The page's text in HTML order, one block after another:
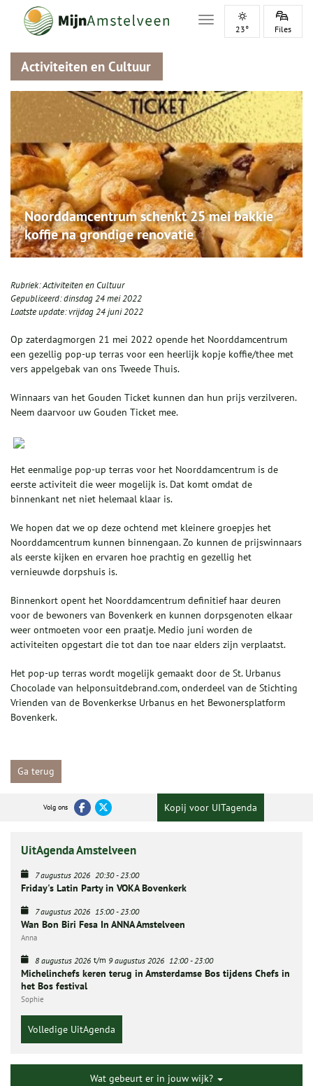
Toggle navigation
23° Files
Activiteiten en Cultuur
Noorddamcentrum schenkt 25 mei bakkie
koffie na grondige renovatie
Rubriek:Activiteiten en Cultuur
Gepubliceerd:dinsdag 24 mei 2022
Laatste update:vrijdag 24 juni 2022
Op zaterdagmorgen 21 mei 2022 opende het Noorddamcentrum
een gezellig pop-up terras voor een heerlijk kopje koffie/thee met
vers appelgebak van ons Tweede Thuis.
Winnaars van het Gouden Ticket kunnen dan hun prijs verzilveren.
Neem daarvoor uw Gouden Ticket mee.
Het eenmalige pop-up terras voor het Noorddamcentrum is de
eerste activiteit die weer mogelijk is. Dat komt omdat de
binnenkant net niet helemaal klaar is.
We hopen dat we op deze ochtend met kleinere groepjes het
Noorddamcentrum kunnen binnengaan. Zo kunnen de prijswinnaars
als eerste kijken en ervaren hoe prachtig en gezellig het
vernieuwde dorpshuis is.
Binnenkort opent het Noorddamcentrum definitief haar deuren
voor de bewoners van Bovenkerk en kunnen dorpsgenoten elkaar
weer ontmoeten voor een praatje. Medio juni worden de
activiteiten opgestart die tot dan toe naar elders zijn verplaatst.
Het pop-up terras wordt mogelijk gemaakt door de St. Urbanus
Chocolade van helponsuitdebrand.com, onderdeel van de Stichting
Vrienden van de Bovenkerkse Urbanus en het Bewonersplatform
Bovenkerk.
Ga terug
Volg ons Kopij voor UITagenda
UitAgenda Amstelveen
7 augustus 2026 20:30-23:00
Friday's Latin Party in VOKA Bovenkerk
7 augustus 2026 15:00-23:00
Wan Bon Biri Fesa In ANNA Amstelveen
Anna
8 augustus 2026 t/m 9 augustus 2026 12:00-23:00
Michelinchefs keren terug in Amsterdamse Bos tijdens Chefs in
het Bos festival
Sophie
Volledige UitAgenda
Wat gebeurt er in jouw wijk?